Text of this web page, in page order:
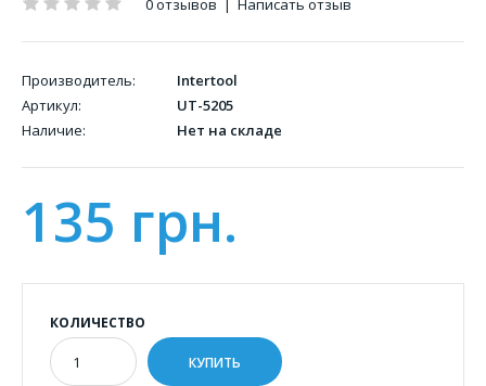
0 отзывов | Написать отзыв
Производитель:
Intertool
Артикул:
UT-5205
Наличие:
Нет на складе
135 грн.
КОЛИЧЕСТВО